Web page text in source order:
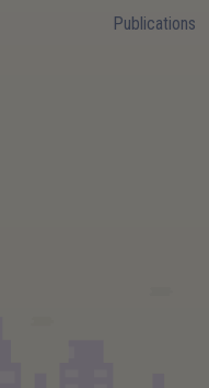
Publications